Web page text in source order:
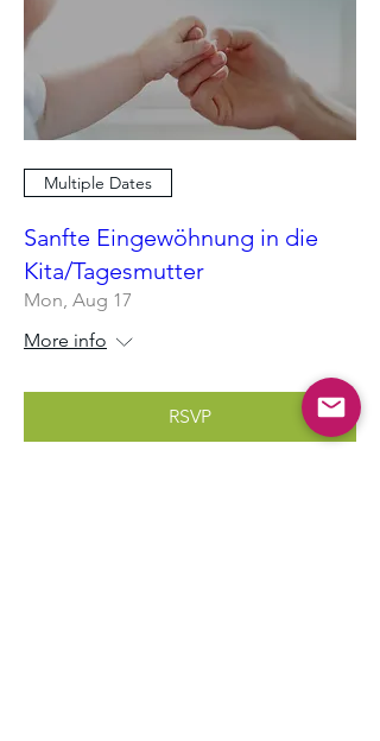
Multiple Dates
Sanfte Eingewöhnung in die
Kita/Tagesmutter
Mon, Aug 17
More info
RSVP